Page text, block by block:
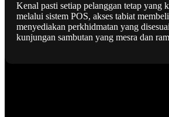
Kenal pasti setiap pelanggan tetap yang
melalui sistem POS, akses tabiat
menyediakan perkhidmatan yang
kunjungan sambutan yang mesra dan